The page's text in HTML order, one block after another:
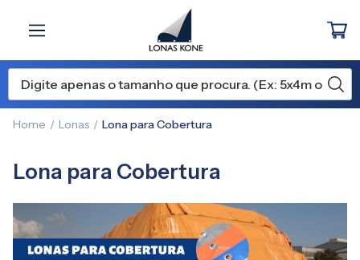
Home Lonas Lona para Cobertura
Lona para Cobertura